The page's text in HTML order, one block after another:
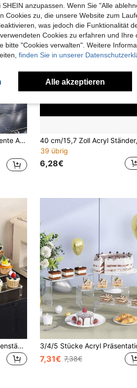
Heimdekoration, Küchenartikel, Weihnachtsgeschenke
39 übrig
6,28€
Mehrstufiger Acryl-Kuchenständer, transparenter Präsentationsständer für Desserts, Kuchenhäppchen, Geburtstagsfeiern, Hochzeiten, Snacks
7,31€ 7,38€
anzupassen. Wenn Sie "Alle
Cookies zu, die unsere Website zum
was jedoch die Funktionalität
Cookies zu erfahren und Ihre
bitte "Cookies verwalten". Weitere
finden Sie in unserer
Alle akzeptieren